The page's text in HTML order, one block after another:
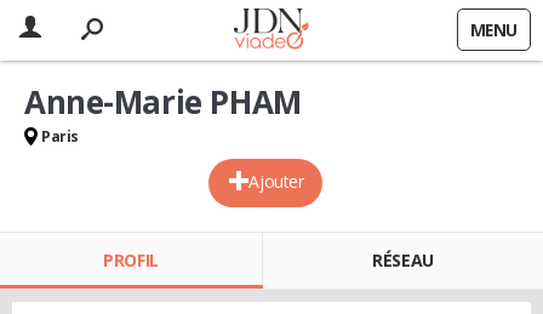
MENU
Ajouter
Anne-Marie PHAM
Paris
PROFIL RÉSEAU